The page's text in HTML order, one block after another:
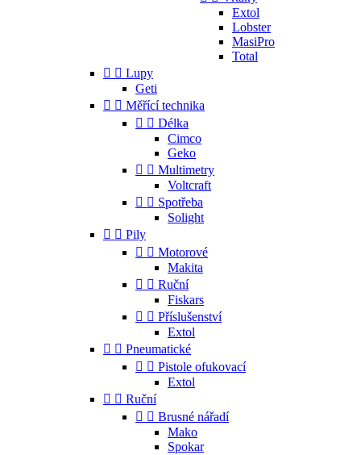
Extol
Lobster
MasiPro
Total
  Lupy
Geti
  Měřící technika
  Délka
Cimco
Geko
  Multimetry
Voltcraft
  Spotřeba
Solight
  Pily
  Motorové
Makita
  Ruční
Fiskars
  Příslušenství
Extol
  Pneumatické
  Pistole ofukovací
Extol
  Ruční
  Brusné nářadí
Mako
Spokar